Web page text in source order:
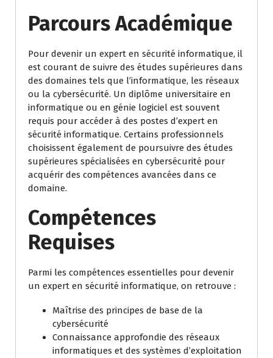
Parcours Académique
Pour devenir un expert en sécurité informatique, il
est courant de suivre des études supérieures dans
des domaines tels que l’informatique, les réseaux
ou la cybersécurité. Un diplôme universitaire en
informatique ou en génie logiciel est souvent
requis pour accéder à des postes d’expert en
sécurité informatique. Certains professionnels
choisissent également de poursuivre des études
supérieures spécialisées en cybersécurité pour
acquérir des compétences avancées dans ce
domaine.
Compétences
Requises
Parmi les compétences essentielles pour devenir
un expert en sécurité informatique, on retrouve :
Maîtrise des principes de base de la
cybersécurité
Connaissance approfondie des réseaux
informatiques et des systèmes d’exploitation